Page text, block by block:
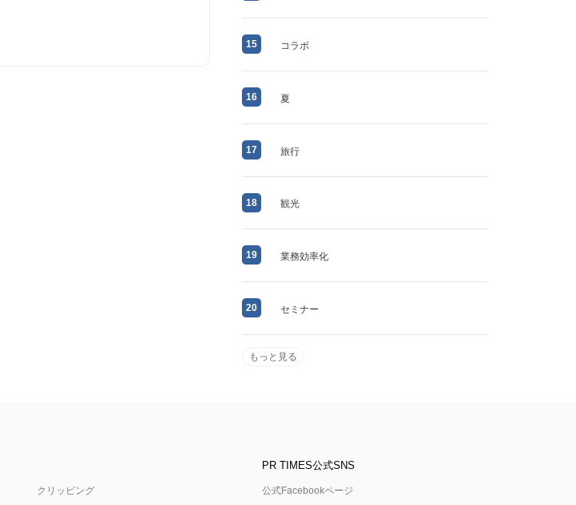
15 コラボ
16 夏
17 旅行
18 観光
19 業務効率化
20 セミナー
もっと見る
クリッピング
PR TIMES公式SNS
公式Facebookページ